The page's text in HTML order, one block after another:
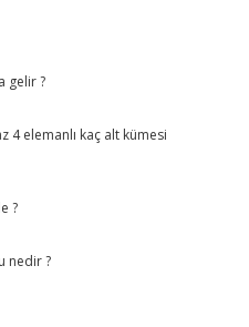
gelir ?
4 elemanlı kaç alt kümesi
?
nedir ?